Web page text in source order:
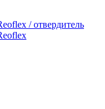
/ отвердитель